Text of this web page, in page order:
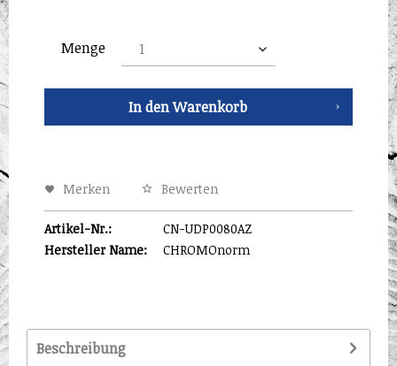
Menge
In denWarenkorb
Merken Bewerten
Artikel-Nr.:
CN-UDP0080AZ
Hersteller Name:
CHROMOnorm
Beschreibung